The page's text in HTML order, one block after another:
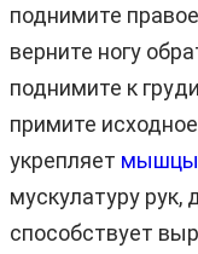
поднимите
верните ногу
поднимите к
примите
укрепляет мышцы
мускулатуру рук,
способствует